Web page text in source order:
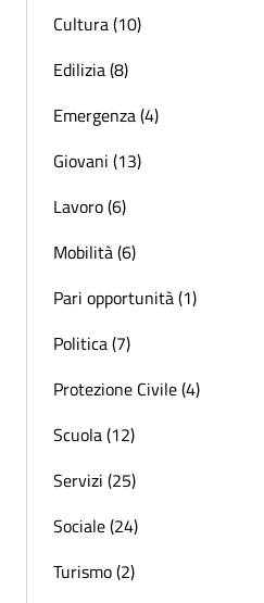
Cultura (10)
Edilizia (8)
Emergenza (4)
Giovani (13)
Lavoro (6)
Mobilità (6)
Pari opportunità (1)
Politica (7)
Protezione Civile (4)
Scuola (12)
Servizi (25)
Sociale (24)
Turismo (2)